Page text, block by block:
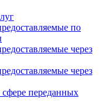
по
через
через
сфере переданных